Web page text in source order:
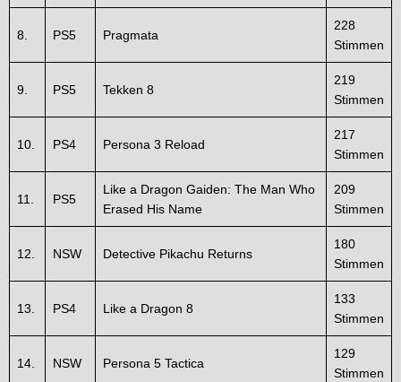
8. PS5 Pragmata
228
Stimmen
9. PS5 Tekken 8
219
Stimmen
10. PS4 Persona 3 Reload
217
Stimmen
11. PS5
Like a Dragon Gaiden: The Man Who
Erased His Name
209
Stimmen
12. NSW Detective Pikachu Returns
180
Stimmen
13. PS4 Like a Dragon 8
133
Stimmen
14. NSW Persona 5 Tactica
129
Stimmen